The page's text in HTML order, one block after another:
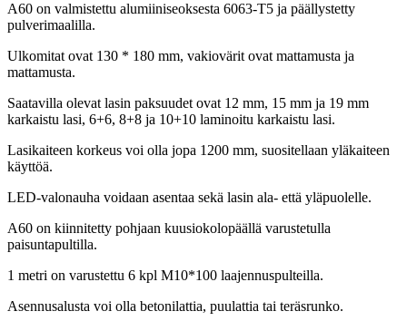
A60 on valmistettu alumiiniseoksesta 6063-T5 ja päällystetty
pulverimaalilla.
Ulkomitat ovat 130 * 180 mm, vakiovärit ovat mattamusta ja
mattamusta.
Saatavilla olevat lasin paksuudet ovat 12 mm, 15 mm ja 19 mm
karkaistu lasi, 6+6, 8+8 ja 10+10 laminoitu karkaistu lasi.
Lasikaiteen korkeus voi olla jopa 1200 mm, suositellaan yläkaiteen
käyttöä.
LED-valonauha voidaan asentaa sekä lasin ala- että yläpuolelle.
A60 on kiinnitetty pohjaan kuusiokolopäällä varustetulla
paisuntapultilla.
1 metri on varustettu 6 kpl M10*100 laajennuspulteilla.
Asennusalusta voi olla betonilattia, puulattia tai teräsrunko.